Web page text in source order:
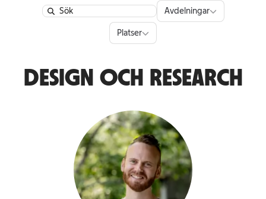
Search
Avdelningar
Avdelningar
Platser
Platser
DESIGN OCH RESEARCH